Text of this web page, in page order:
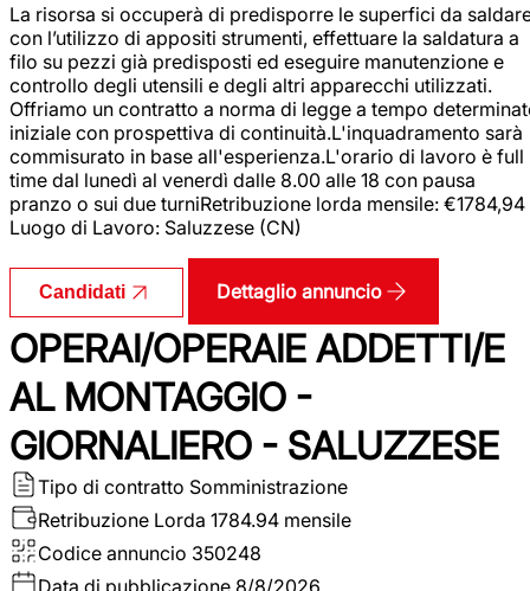
La risorsa si occuperà di predisporre le superfici da
con l’utilizzo di appositi strumenti, effettuare la saldatura a
filo su pezzi già predisposti ed eseguire manutenzione e
controllo degli utensili e degli altri apparecchi utilizzati.
Offriamo un contratto a norma di legge a tempo
iniziale con prospettiva di continuità.L'inquadramento sarà
commisurato in base all'esperienza.L'orario di lavoro è full
time dal lunedì al venerdì dalle 8.00 alle 18 con pausa
pranzo o sui due turniRetribuzione lorda mensile: €1784,94
Luogo di Lavoro: Saluzzese (CN)
Candidati Dettaglio annuncio
OPERAI/OPERAIE ADDETTI/E
AL MONTAGGIO -
GIORNALIERO - SALUZZESE
Tipo di contratto Somministrazione
Retribuzione Lorda 1784.94 mensile
Codice annuncio 350248
Data di pubblicazione 8/8/2026